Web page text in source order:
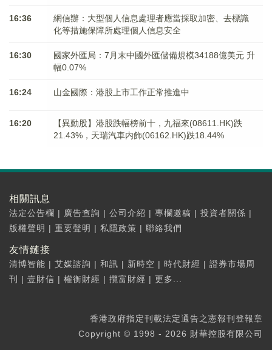
16:36
網信辦：大型個人信息處理者應當採取加密、去標識
化等措施保障所處理個人信息安全
16:30
國家外匯局：7月末中國外匯儲備規模34188億美元 升
幅0.07%
16:24 山金國際：港股上市工作正常推進中
16:20
【異動股】港股跌幅榜前十，九福來(08611.HK)跌
21.43%，天瑞汽車内飾(06162.HK)跌18.44%
相關訊息
法定公告欄 | 廣告查詢 | 公司介紹 | 專欄邀稿 | 投資者關係 |
版權聲明 | 重要聲明 | 私隱政策 | 聯絡我們
友情鏈接
清博智能 | 艾媒諮詢 | 和訊 | 新時空 | 時代財經 | 證券市場周
刊
| 壹財信 | 權衡財經 | 攬富財經 | 更多...
香港政府指定刊載法定通告之憲報刊登報章
Copyright © 1998 - 2026 財華控股有限公司